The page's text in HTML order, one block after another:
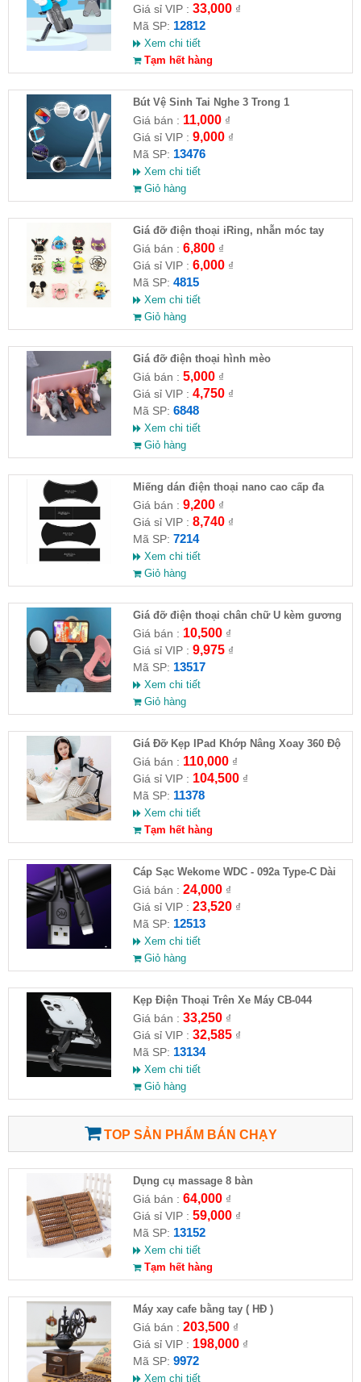
Giá sỉ VIP : 33,000₫
Mã SP: 12812
Xem chi tiết
Tạm hết hàng
Bút Vệ Sinh Tai Nghe 3 Trong 1
Giá bán : 11,000₫
Giá sỉ VIP : 9,000₫
Mã SP: 13476
Xem chi tiết
Giỏ hàng
Giá đỡ điện thoại iRing, nhẫn móc tay
chống rớt (nhiều kiểu)
Giá bán : 6,800₫
Giá sỉ VIP : 6,000₫
Mã SP: 4815
Xem chi tiết
Giỏ hàng
Giá đỡ điện thoại hình mèo
Giá bán : 5,000₫
Giá sỉ VIP : 4,750₫
Mã SP: 6848
Xem chi tiết
Giỏ hàng
Miếng dán điện thoại nano cao cấp đa
năng
Giá bán : 9,200₫
Giá sỉ VIP : 8,740₫
Mã SP: 7214
Xem chi tiết
Giỏ hàng
Giá đỡ điện thoại chân chữ U kèm gương
Giá bán : 10,500₫
Giá sỉ VIP : 9,975₫
Mã SP: 13517
Xem chi tiết
Giỏ hàng
Giá Đỡ Kẹp IPad Khớp Nâng Xoay 360 Độ
Đa Năng( HĐ )
Giá bán : 110,000₫
Giá sỉ VIP : 104,500₫
Mã SP: 11378
Xem chi tiết
Tạm hết hàng
Cáp Sạc Wekome WDC - 092a Type-C Dài
3M
Giá bán : 24,000₫
Giá sỉ VIP : 23,520₫
Mã SP: 12513
Xem chi tiết
Giỏ hàng
Kẹp Điện Thoại Trên Xe Máy CB-044
Giá bán : 33,250₫
Giá sỉ VIP : 32,585₫
Mã SP: 13134
Xem chi tiết
Giỏ hàng
TOP SẢN PHẨM BÁN CHẠY
Dụng cụ massage 8 bàn
Giá bán : 64,000₫
Giá sỉ VIP : 59,000₫
Mã SP: 13152
Xem chi tiết
Tạm hết hàng
Máy xay cafe bằng tay ( HĐ )
Giá bán : 203,500₫
Giá sỉ VIP : 198,000₫
Mã SP: 9972
Xem chi tiết